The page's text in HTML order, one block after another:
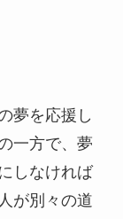
夢を応援し
一方で、夢
しなければ
が別々の道